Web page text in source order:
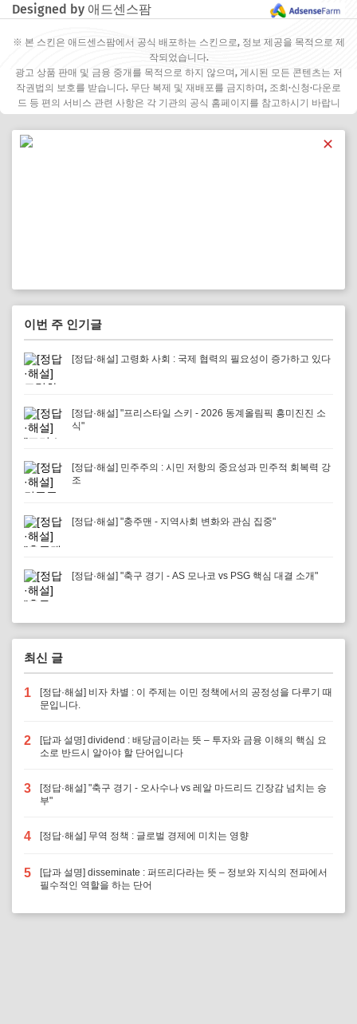
Designed by 애드센스팜
※ 본 스킨은 애드센스팜에서 공식 배포하는 스킨으로, 정보 제공을 목적으로 제
작되었습니다.
광고 상품 판매 및 금융 중개를 목적으로 하지 않으며, 게시된 모든 콘텐츠는 저
작권법의 보호를 받습니다. 무단 복제 및 재배포를 금지하며, 조회·신청·다운로
드 등 편의 서비스 관련 사항은 각 기관의 공식 홈페이지를 참고하시기 바랍니
✕
이번 주 인기글
[정답·해설] 고령화 사회 : 국제 협력의 필요성이 증가하고 있다
[정답·해설] "프리스타일 스키 - 2026 동계올림픽 흥미진진 소
식"
[정답·해설] 민주주의 : 시민 저항의 중요성과 민주적 회복력 강
조
[정답·해설] "충주맨 - 지역사회 변화와 관심 집중"
[정답·해설] "축구 경기 - AS 모나코 vs PSG 핵심 대결 소개"
최신 글
1
[정답·해설] 비자 차별 : 이 주제는 이민 정책에서의 공정성을 다루기 때
문입니다.
2
[답과 설명] dividend : 배당금이라는 뜻 – 투자와 금융 이해의 핵심 요
소로 반드시 알아야 할 단어입니다
3
[정답·해설] "축구 경기 - 오사수나 vs 레알 마드리드 긴장감 넘치는 승
부"
4 [정답·해설] 무역 정책 : 글로벌 경제에 미치는 영향
5
[답과 설명] disseminate : 퍼뜨리다라는 뜻 – 정보와 지식의 전파에서
필수적인 역할을 하는 단어